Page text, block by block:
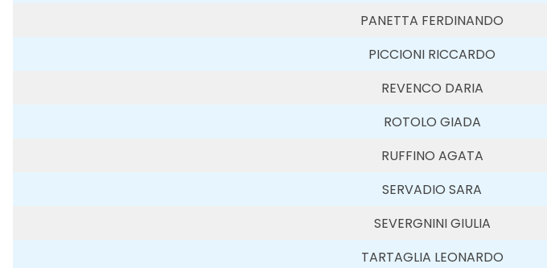
PANETTA FERDINANDO
PICCIONI RICCARDO
REVENCO DARIA
ROTOLO GIADA
RUFFINO AGATA
SERVADIO SARA
SEVERGNINI GIULIA
TARTAGLIA LEONARDO